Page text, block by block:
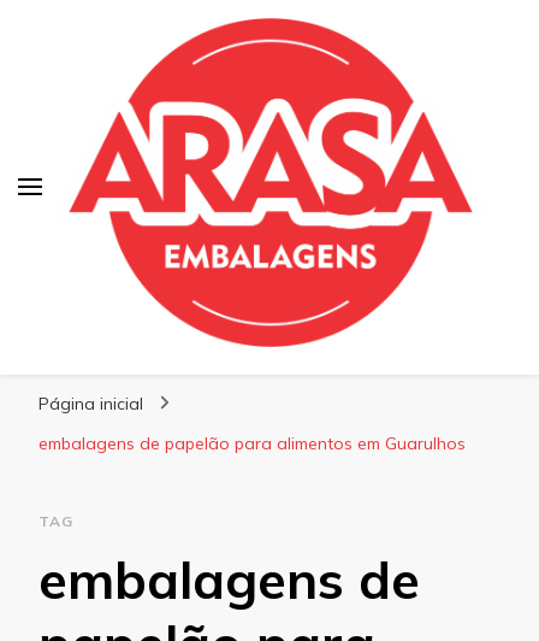
pizzas, doces e salgados. Tudo para seu
comércio com a qualidade Arasa. Leia nossos
Página inicial
embalagens de papelão para alimentos em Guarulhos
TAG
embalagens de